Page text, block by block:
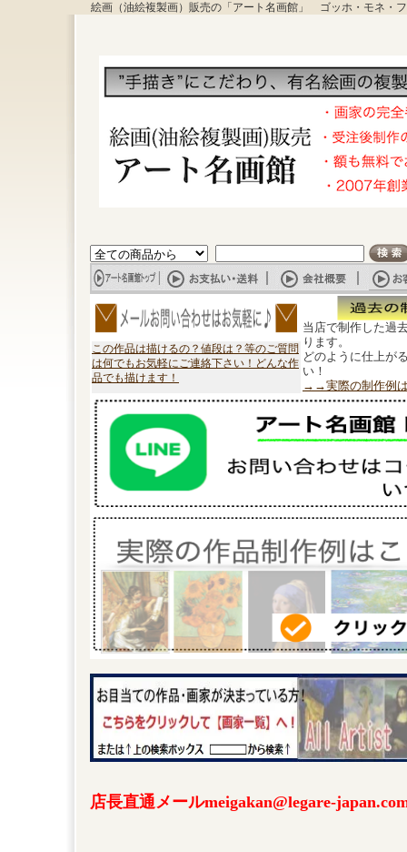
絵画（油絵複製画）販売の「アート名画館」 ゴッホ・モネ・
この作品は描けるの？値段は？等のご質問
は何でもお気軽にご連絡下さい！どんな作
品でも描けます！
当店で制作した過
ります。
どのように仕上が
い！
→→実際の制作例
店長直通メールmeigakan@legare-